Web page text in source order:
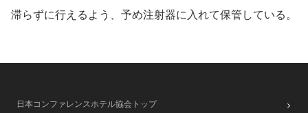
滞らずに行えるよう、予め注射器に入れて保管している。
日本コンファレンスホテル協会トップ